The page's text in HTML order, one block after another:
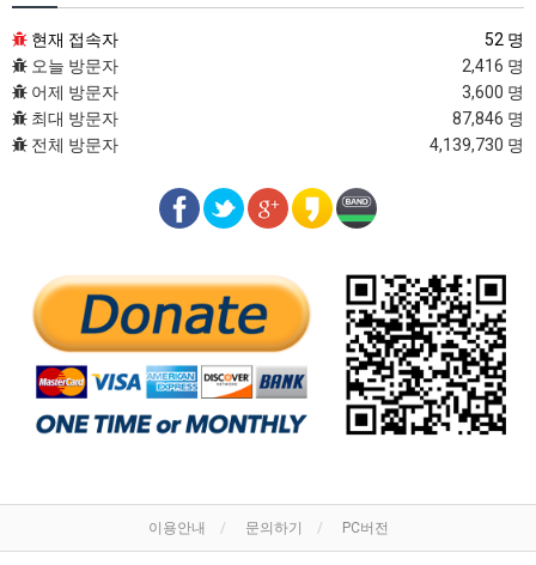
현재 접속자
52 명
오늘 방문자
2,416 명
어제 방문자
3,600 명
최대 방문자
87,846 명
전체 방문자
4,139,730 명
이용안내 문의하기 PC버전